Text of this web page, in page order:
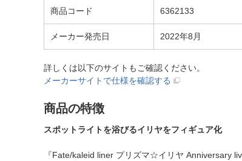
商品コード 6362133
メーカー発売日 2022年8月
詳しくは以下のサイトもご確認ください。
メーカーサイトで仕様を確認する
商品の特徴
スポットライトを浴びるイリヤをフィギュア化
『Fate/kaleid liner プリズマ☆イリヤ Anniversary